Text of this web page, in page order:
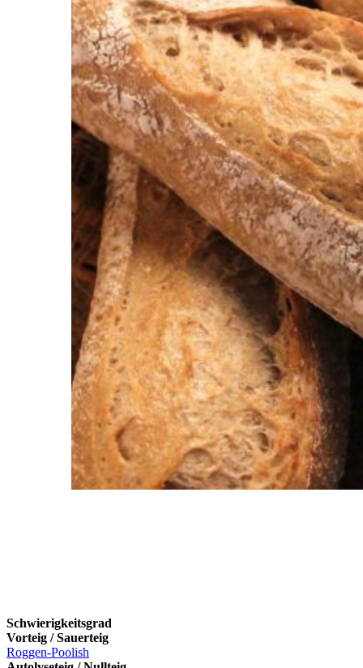
Schwierigkeitsgrad
Vorteig / Sauerteig
Roggen-Poolish